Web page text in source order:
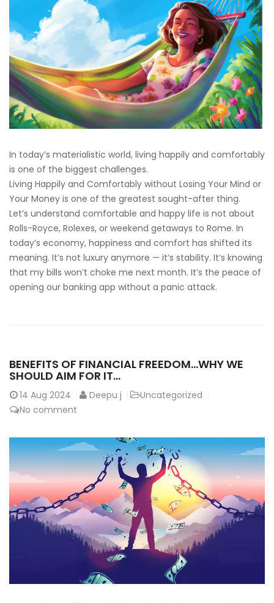
In today’s materialistic world, living happily and comfortably
is one of the biggest challenges.
Living Happily and Comfortably without Losing Your Mind or
Your Money is one of the greatest sought-after thing.
Let’s understand comfortable and happy life is not about
Rolls-Royce, Rolexes, or weekend getaways to Rome. In
today’s economy, happiness and comfort has shifted its
meaning. It’s not luxury anymore — it’s stability. It’s knowing
that my bills won’t choke me next month. It’s the peace of
opening our banking app without a panic attack.
BENEFITS OF FINANCIAL FREEDOM…WHY WE
SHOULD AIM FOR IT…
14 Aug 2024 Deepu j
Uncategorized
No comment